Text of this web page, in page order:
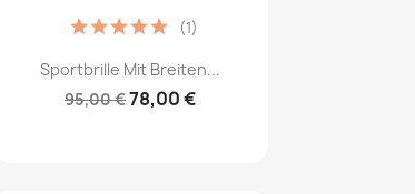
Vorschau
Sportbrille Mit Breiten...
95,00 €78,00 €
(1)